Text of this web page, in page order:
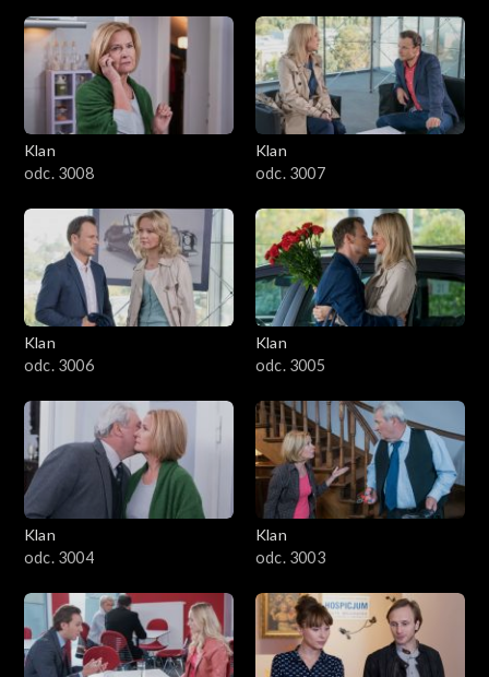
Klan
odc. 3008
Klan
odc. 3007
Klan
odc. 3006
Klan
odc. 3005
Klan
odc. 3004
Klan
odc. 3003